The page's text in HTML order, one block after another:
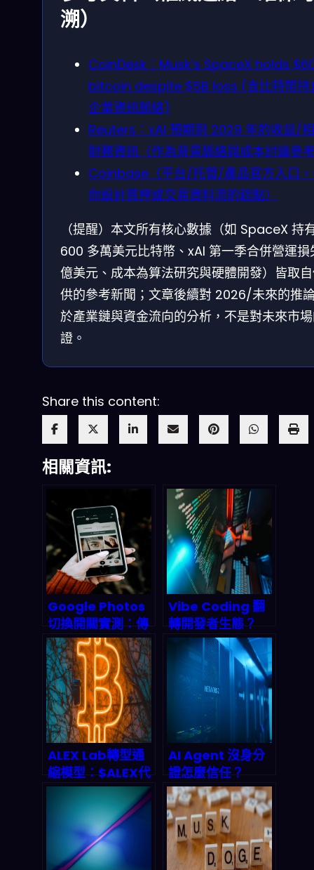
溯）
CoinDesk：Musk’s SpaceX holds
bitcoin despite $5B loss (含比特幣持
企業資訊脈絡)
Reuters：xAI 預期到 2029 年的收益/
財務資訊（作為背景脈絡與成本討論參
Coinbase（平台/托管/產品官方入口
你設計質押或交易資料流的起點）
（提醒）本文所有核心數據（如 SpaceX 持
600 多萬美元比特幣、xAI 第一季合併營運
億美元、成本為算法研究與硬體開發）皆取
供的參考新聞；文章後續對 2026/未來的推
於產業鏈與資金流向的分析，不是對未來市
證。
Share this content:
相關資訊:
Google Photos
切換開關實測：傳
統 search vs. AI
搜索，用戶自主權
的世紀之戰
Vibe Coding 翻
轉開發者生態？
Google AI
Studio 意圖驅動
開發實測與產業鏈
衝擊解析
ALEX Lab轉型通
縮模型：$ALEX代
幣回購燒毀機制與
2026年Stacks生
態價值前景
AI Agent 沒身分
證怎麼信任？
Infoblox與
GoDaddy聯手打
造DNS身份驗證新
標準，終結代理人
偽造與數據污染亂